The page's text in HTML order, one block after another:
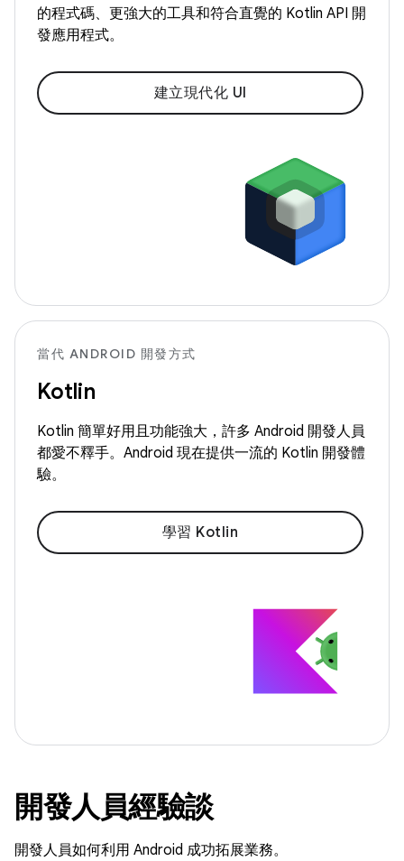
的程式碼、更強大的工具和符合直覺的 Kotlin API 開
發應用程式。
建立現代化 UI
當代 ANDROID 開發方式
Kotlin
Kotlin 簡單好用且功能強大，許多 Android 開發人員
都愛不釋手。Android 現在提供一流的 Kotlin 開發體
驗。
學習 Kotlin
開發人員經驗談
開發人員如何利用 Android 成功拓展業務。